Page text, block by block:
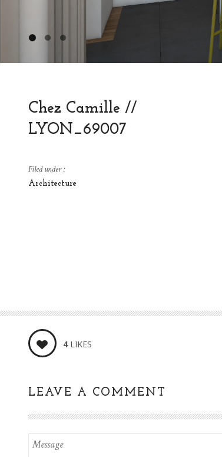
Chez Camille //
LYON_69007
Filed under :
Architecture
4LIKES
LEAVE A COMMENT